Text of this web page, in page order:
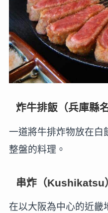
炸牛排飯（兵庫縣
一道將牛排炸物放在白
整盤的料理。
串炸（Kushikatsu
在以大阪為中心的近畿